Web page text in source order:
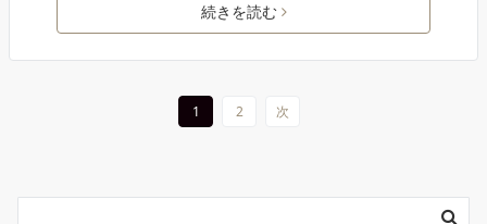
続きを読む
1 2 次